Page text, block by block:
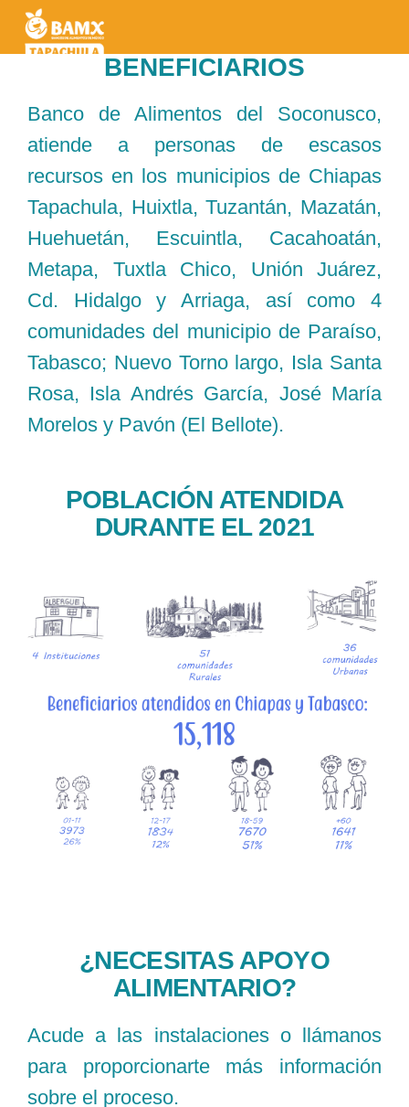
BENEFICIARIOS
Banco de Alimentos del Soconusco,
atiende a personas de escasos
recursos en los municipios de Chiapas
Tapachula, Huixtla, Tuzantán, Mazatán,
Huehuetán, Escuintla, Cacahoatán,
Metapa, Tuxtla Chico, Unión Juárez,
Cd. Hidalgo y Arriaga, así como 4
comunidades del municipio de Paraíso,
Tabasco; Nuevo Torno largo, Isla Santa
Rosa, Isla Andrés García, José María
Morelos y Pavón (El Bellote).
POBLACIÓN ATENDIDA
DURANTE EL 2021
¿NECESITAS APOYO
ALIMENTARIO?
Acude a las instalaciones o llámanos
para proporcionarte más información
sobre el proceso.